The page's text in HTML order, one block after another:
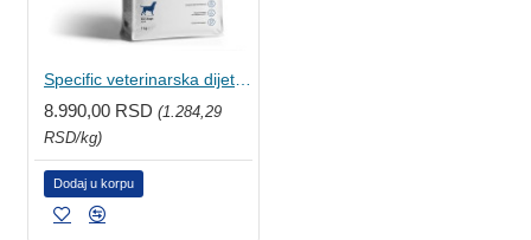
8.990,00 RSD (1.284,29
RSD/kg)
Dodaj u korpu